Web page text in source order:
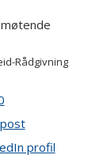
Rådgivning
profil